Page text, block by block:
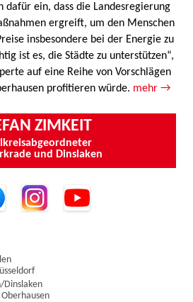
dafür ein, dass die Landesregierung
ergreift, um den Menschen
insbesondere bei der Energie zu
ist es, die Städte zu unterstützen“,
auf eine Reihe von Vorschlägen
profitieren würde. mehr →
ZIMKEIT
und Dinslaken
Dinslaken